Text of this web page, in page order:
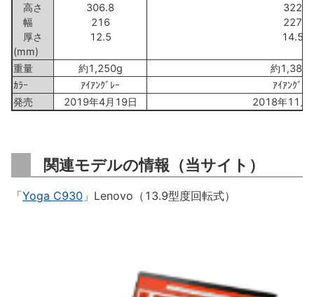
高さ
幅
厚さ
(mm)
306.8
216
12.5
322
227
14.5
重量 約1,250g
約1,380g
ｶﾗｰ
ｱｲｱﾝｸﾞﾚｰ
ｱｲｱﾝｸﾞﾚｰ
発売
2019年4月19日 2018年11月
関連モデルの情報（当サイト）
「Yoga C930 」Lenovo（13.9型度回転式）